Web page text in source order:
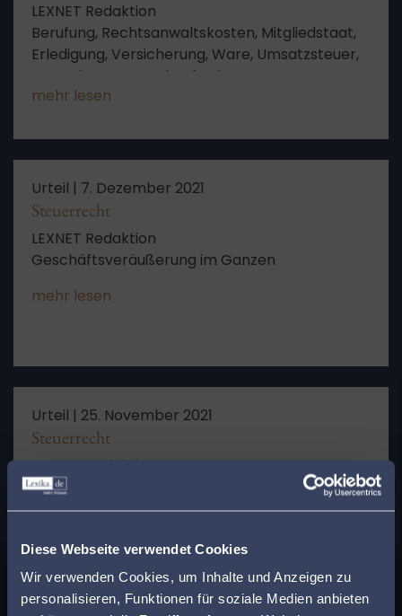
Diese Webseite verwendet Cookies
Wir verwenden Cookies, um Inhalte und Anzeigen zu
personalisieren, Funktionen für soziale Medien anbieten
LEXNET Redaktion
Berufung, Rechtsanwaltskosten, Mitgliedstaat,
Erledigung, Versicherung, Ware, Umsatzsteuer,
Steuerberater, Ausland, Leistung,
Inanspruchnahme, Unternehmer, Zahlung,
Erfolg, vertragliche Nebenpflicht
mehr lesen
Urteil | 7. Dezember 2021
Steuerrecht
LEXNET Redaktion
Geschäftsveräußerung im Ganzen
mehr lesen
Urteil | 25. November 2021
Steuerrecht
LEXNET Redaktion
Leistungsempfänger bei der Übertragung von
hälftigem Miteigentum
mehr lesen
Finden Sie den